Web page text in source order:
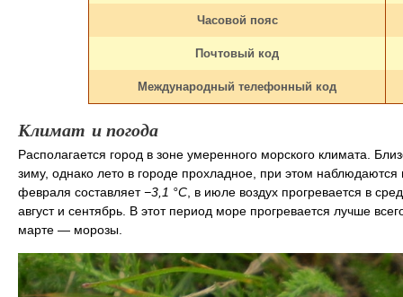
Часовой пояс
Почтовый код
Международный телефонный код
Климат и погода
Располагается город в зоне умеренного морского климата.
зиму, однако лето в городе прохладное, при этом
февраля составляет−3,1 °C , в июле воздух прогревается в
август и сентябрь. В этот период море прогревается лучше
марте — морозы.